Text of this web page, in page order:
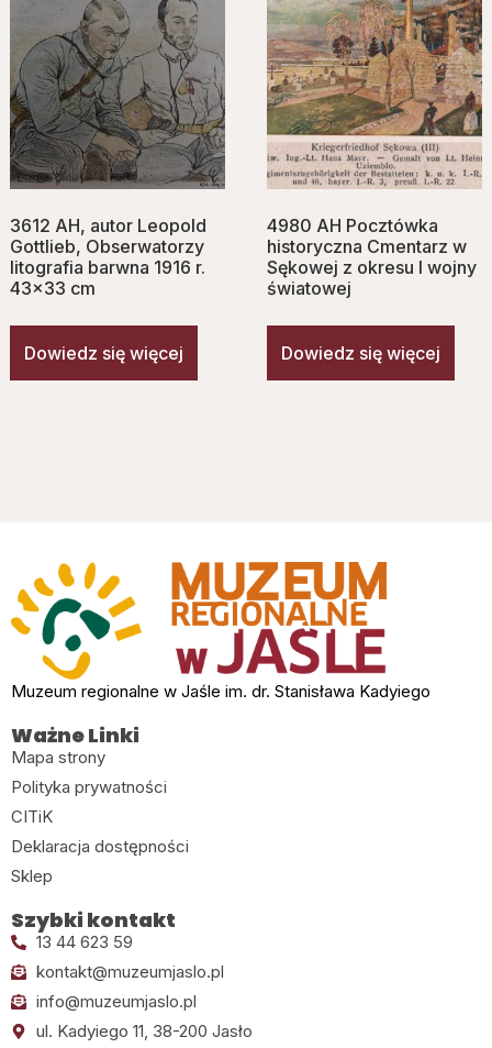
3612 AH, autor Leopold
Gottlieb, Obserwatorzy
litografia barwna 1916 r.
43×33 cm
Dowiedz się więcej
4980 AH Pocztówka
historyczna Cmentarz w
Sękowej z okresu I wojny
światowej
Dowiedz się więcej
Muzeum regionalne w Jaśle im. dr. Stanisława Kadyiego
Ważne Linki
Mapa strony
Polityka prywatności
CITiK
Deklaracja dostępności
Sklep
Szybki kontakt
13 44 623 59
kontakt@muzeumjaslo.pl
info@muzeumjaslo.pl
ul. Kadyiego 11, 38-200 Jasło